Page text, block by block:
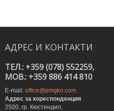
АДРЕС И КОНТАКТИ
ТЕЛ.: +359 (078) 552259,
MOB.: +359 886 414 810
E-mail: office@pmgkn.com
Адрес за кореспонденция
2500, гр. Кюстендил,